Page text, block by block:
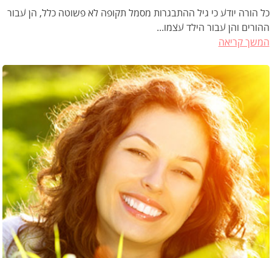
כל הורה יודע כי גיל ההתבגרות מסמל תקופה לא פשוטה כלל, הן עבור
ההורים והן עבור הילד עצמו...
המשך קריאה